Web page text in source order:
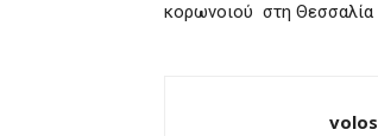
κορωνοιού στη